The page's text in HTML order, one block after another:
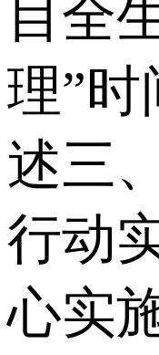
目全
理”时
述 三
行动
心实